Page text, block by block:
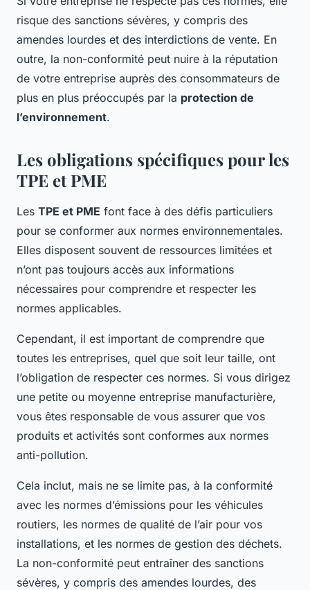
risque des sanctions sévères, y compris des
amendes lourdes et des interdictions de vente. En
outre, la non-conformité peut nuire à la réputation
de votre entreprise auprès des consommateurs de
plus en plus préoccupés par la protection de
l’environnement.
Les obligations spécifiques pour les
TPE et PME
Les TPE et PME font face à des défis particuliers
pour se conformer aux normes environnementales.
Elles disposent souvent de ressources limitées et
n’ont pas toujours accès aux informations
nécessaires pour comprendre et respecter les
normes applicables.
Cependant, il est important de comprendre que
toutes les entreprises, quel que soit leur taille, ont
l’obligation de respecter ces normes. Si vous dirigez
une petite ou moyenne entreprise manufacturière,
vous êtes responsable de vous assurer que vos
produits et activités sont conformes aux normes
anti-pollution.
Cela inclut, mais ne se limite pas, à la conformité
avec les normes d’émissions pour les véhicules
routiers, les normes de qualité de l’air pour vos
installations, et les normes de gestion des déchets.
La non-conformité peut entraîner des sanctions
sévères, y compris des amendes lourdes, des